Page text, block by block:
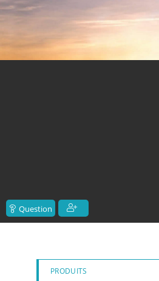
Question
PRODUITS